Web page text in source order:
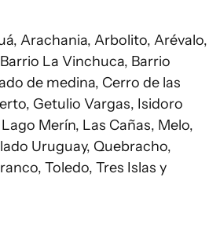
Arachania, Arbolito, Arévalo,
La Vinchuca, Barrio
de medina, Cerro de las
Getulio Vargas, Isidoro
Merín, Las Cañas, Melo,
Uruguay, Quebracho,
Toledo, Tres Islas y